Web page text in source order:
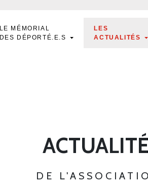
LE MÉMORIAL
DES DÉPORTÉ.E.S
LES
ACTUALITÉS
DE